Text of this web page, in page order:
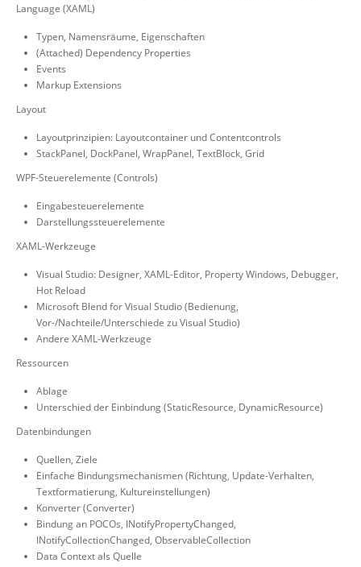
Language (XAML)
Typen, Namensräume, Eigenschaften
(Attached) Dependency Properties
Events
Markup Extensions
Layout
Layoutprinzipien: Layoutcontainer und Contentcontrols
StackPanel, DockPanel, WrapPanel, TextBlock, Grid
WPF-Steuerelemente (Controls)
Eingabesteuerelemente
Darstellungssteuerelemente
XAML-Werkzeuge
Visual Studio: Designer, XAML-Editor, Property Windows, Debugger,
Hot Reload
Microsoft Blend for Visual Studio (Bedienung,
Vor-/Nachteile/Unterschiede zu Visual Studio)
Andere XAML-Werkzeuge
Ressourcen
Ablage
Unterschied der Einbindung (StaticResource, DynamicResource)
Datenbindungen
Quellen, Ziele
Einfache Bindungsmechanismen (Richtung, Update-Verhalten,
Textformatierung, Kultureinstellungen)
Konverter (Converter)
Bindung an POCOs, INotifyPropertyChanged,
INotifyCollectionChanged, ObservableCollection
Data Context als Quelle